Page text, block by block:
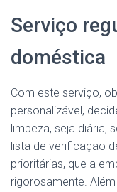
Serviço
doméstica
Com este serviço,
personalizável,
limpeza, seja diária,
lista de verificação
prioritárias, que a
rigorosamente.